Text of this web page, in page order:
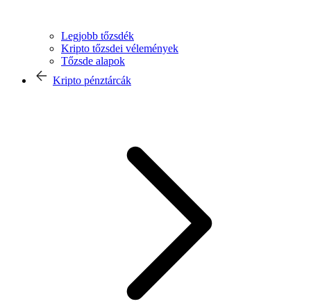
Legjobb tőzsdék
Kripto tőzsdei vélemények
Tőzsde alapok
Kripto pénztárcák